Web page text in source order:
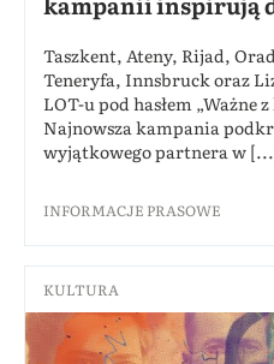
Taszkent, Ateny, Rijad,
Teneryfa, Innsbruck oraz
LOT-u pod hasłem „Ważne
Najnowsza kampania
wyjątkowego partnera w
INFORMACJE PRASOWE
KULTURA